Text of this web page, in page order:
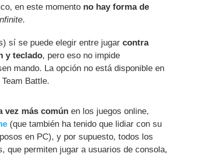
en este momento no hay forma de
.
sí se puede elegir entre jugar contra
y teclado, pero eso no impide
mando. La opción no está disponible en
Battle.
vez más común en los juegos online,
(que también ha tenido que lidiar con su
en PC), y por supuesto, todos los
que permiten jugar a usuarios de consola,